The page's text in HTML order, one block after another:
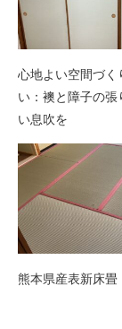
心地よい空間づく
い：襖と障子の張
い息吹を
熊本県産表新床畳